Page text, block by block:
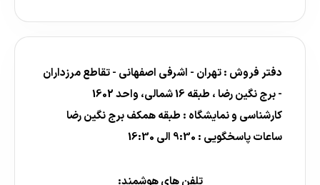
دفتر فروش : تهران - اشرفی اصفهانی - تقاطع مرزداران
- برج نگین رضا ، طبقه 16 شمالی، واحد 1602
کارشناسی و نمایشگاه : طبقه همکف برج نگین رضا
ساعات پاسخگویی : 9:30 الی 16:30